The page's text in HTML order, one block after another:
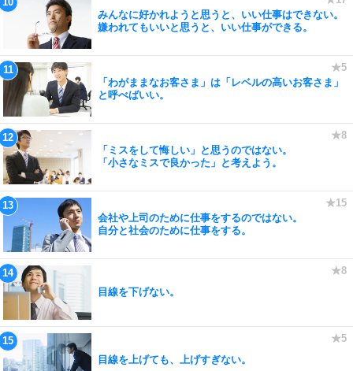
みんなに好かれようと思うと、いい仕事はできない。
嫌われてもいいと思うと、いい仕事ができる。
「わがままなお客さま」は「レベルの高いお客さま」
と呼べばいい。
「ミスをして悔しい」と思うのではない。
「小さなミスで良かった」と考えよう。
会社や上司のために仕事をするのではない。
自分と社会のために仕事をする。
目線を下げない。
目線を上げても、上げすぎない。